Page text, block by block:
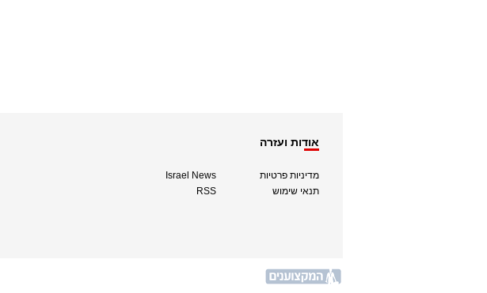
אודות ועזרה
מדיניות פרטיות
תנאי שימוש
Israel News
RSS